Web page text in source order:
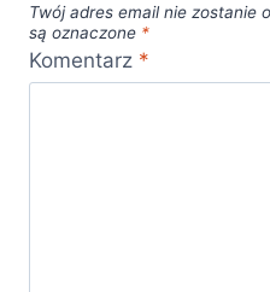
Twój adres email nie zostanie
są oznaczone *
Komentarz *